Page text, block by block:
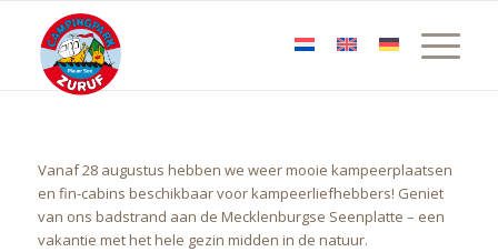
Vanaf 28 augustus hebben we weer mooie kampeerplaatsen
en fin-cabins beschikbaar voor kampeerliefhebbers! Geniet
van ons badstrand aan de Mecklenburgse Seenplatte – een
vakantie met het hele gezin midden in de natuur.